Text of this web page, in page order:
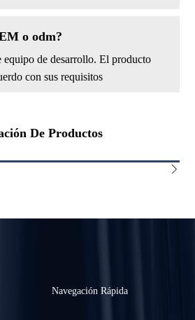
o odm?
equipo de desarrollo. El producto
con sus requisitos
De Productos
Navegación Rápida